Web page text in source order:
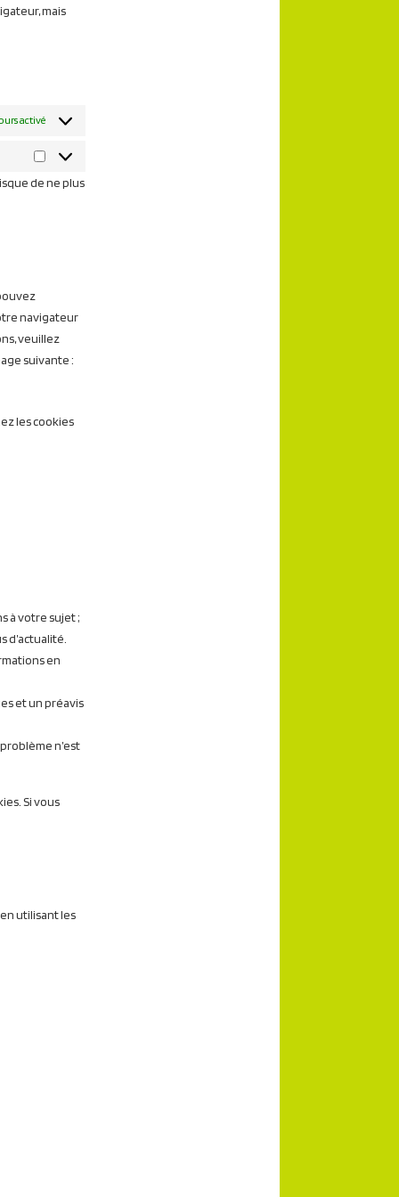
mais
activé
Marketing
de ne plus
navigateur
veuillez
suivante :
les cookies
à votre sujet ;
d’actualité.
en
et un préavis
n’est
Si vous
utilisant les